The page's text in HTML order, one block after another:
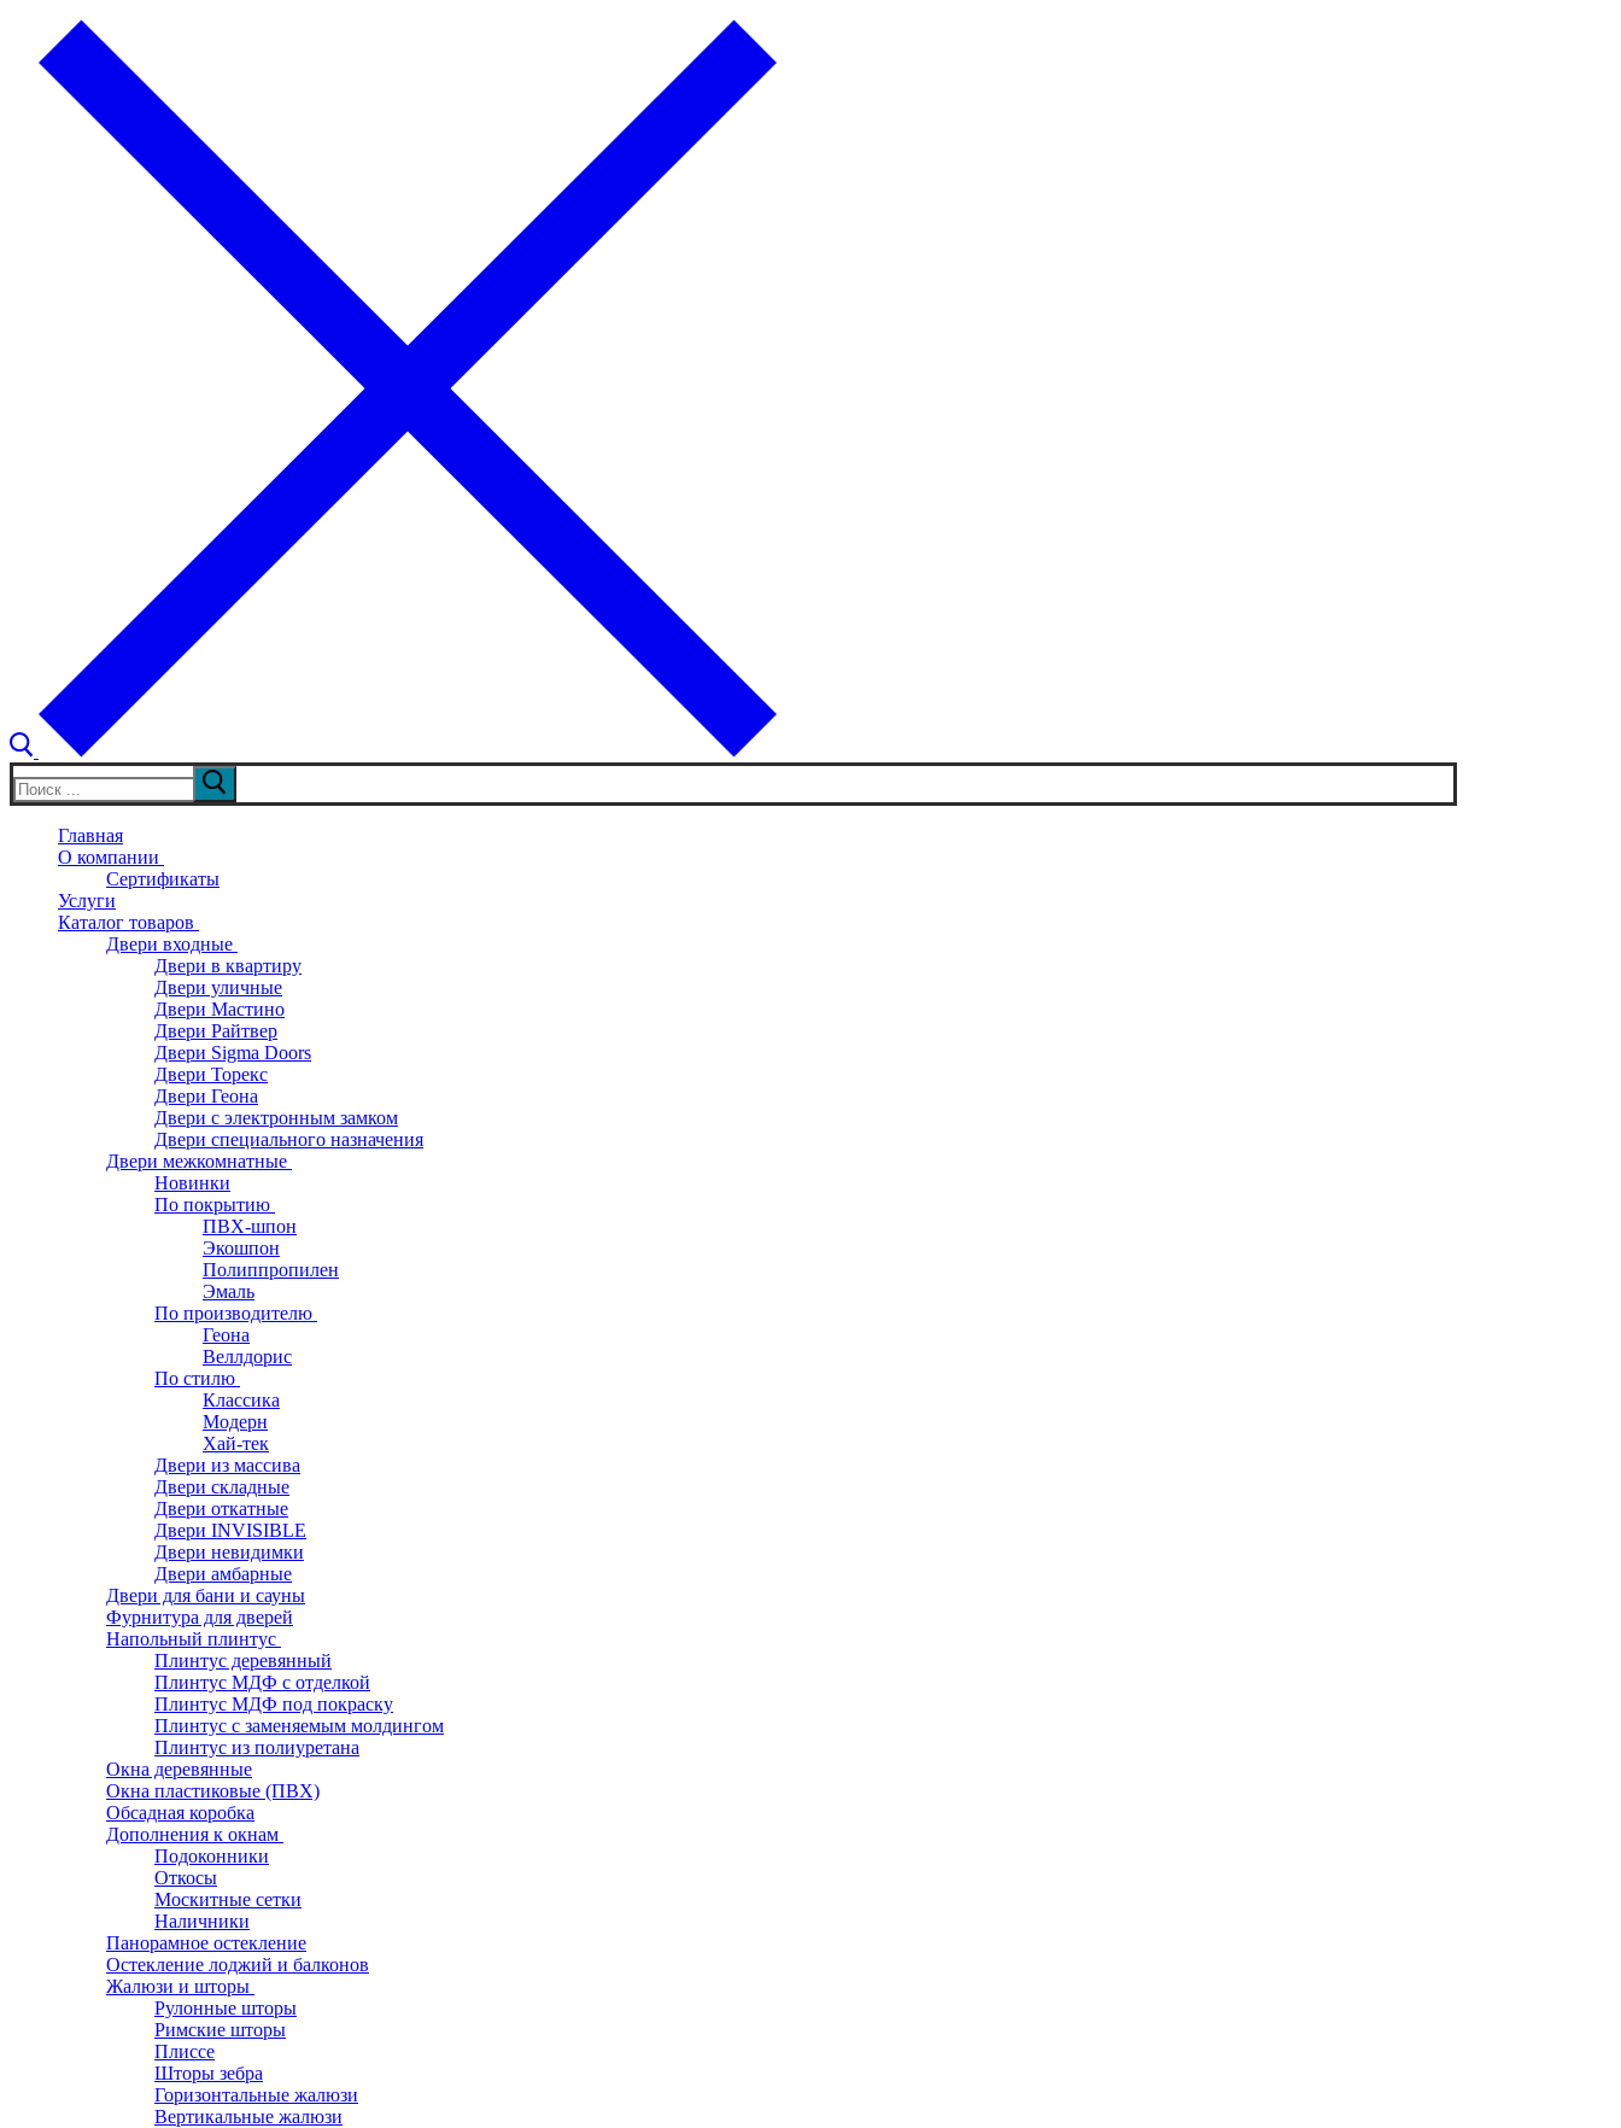
Искать:
Главная
О компании
Сертификаты
Услуги
Каталог товаров
Двери входные
Двери в квартиру
Двери уличные
Двери Мастино
Двери Райтвер
Двери Sigma Doors
Двери Торекс
Двери Геона
Двери с электронным замком
Двери специального назначения
Двери межкомнатные
Новинки
По покрытию
ПВХ-шпон
Экошпон
Полиппропилен
Эмаль
По производителю
Геона
Веллдорис
По стилю
Классика
Модерн
Хай-тек
Двери из массива
Двери складные
Двери откатные
Двери INVISIBLE
Двери невидимки
Двери амбарные
Двери для бани и сауны
Фурнитура для дверей
Напольный плинтус
Плинтус деревянный
Плинтус МДФ с отделкой
Плинтус МДФ под покраску
Плинтус с заменяемым молдингом
Плинтус из полиуретана
Окна деревянные
Окна пластиковые (ПВХ)
Обсадная коробка
Дополнения к окнам
Подоконники
Откосы
Москитные сетки
Наличники
Панорамное остекление
Остекление лоджий и балконов
Жалюзи и шторы
Рулонные шторы
Римские шторы
Плиссе
Шторы зебра
Горизонтальные жалюзи
Вертикальные жалюзи